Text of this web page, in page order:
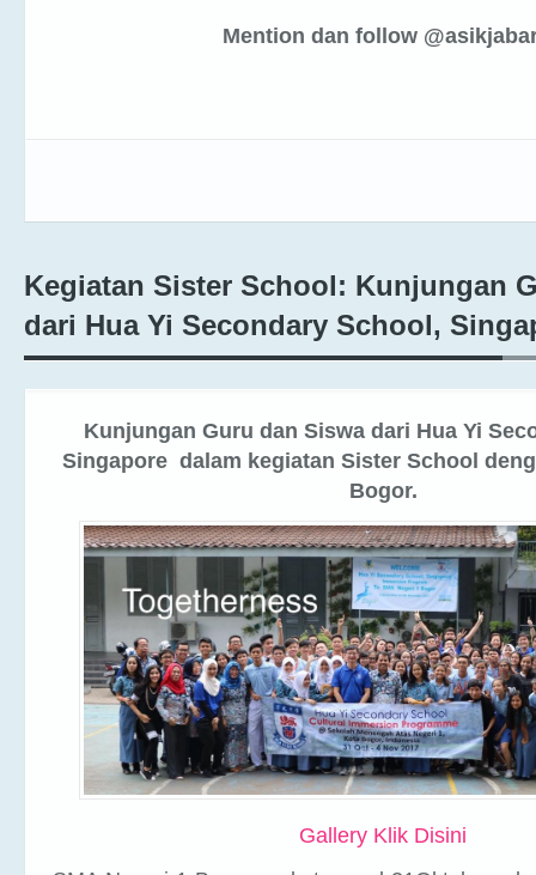
dari Hua Yi Secondary School,
Singapore dalam kegiatan Sister School
Bogor.
SMA Negeri 1 Bogor pada tanggal